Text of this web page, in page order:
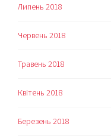
Липень 2018
Червень 2018
Травень 2018
Квітень 2018
Березень 2018